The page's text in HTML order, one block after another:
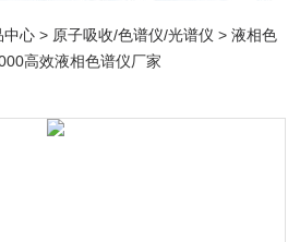
中心 > 原子吸收/色谱仪/光谱仪 >液相色
高效液相色谱仪厂家